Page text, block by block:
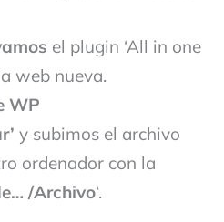
el plugin ‘All in one
web nueva.
WP
y subimos el archivo
ordenador con la
/Archivo‘.